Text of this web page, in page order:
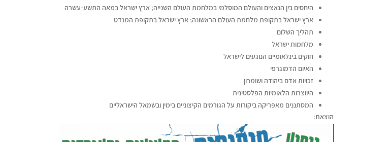
היחסים בין הנאצים והעולם המוסלמי במלחמת העולם השנייה; ארץ ישראל במאה התשע-עשרה
ארץ ישראל בתקופת מלחמת העולם הראשונה; ארץ ישראל בתקופת המנדט
תהליך השלום
מלחמות ישראל
חוקים בינלאומיים הנוגעים לישראל
האיום הדמוגרפי
זכויות אדם ביהודה ושומרון
היווצרות הלאומיות הפלסטינית
המסתננים מאפריקה ביקורות על הגורמים הקיצוניים בימין ובשמאל הישראליים
הוצאת: